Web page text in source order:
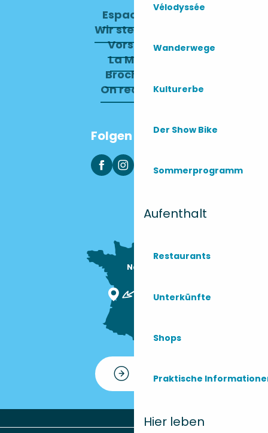
Vélodyssée
Wanderwege
Kulturerbe
Der Show Bike
Sommerprogramm
Aufenthalt
Restaurants
Unterkünfte
Shops
Praktische
Hier leben
Espace pro
Wir stellen ein
Vorstand
La Mairie
Brochures
On recrute !
Folgen Sie uns
Nous sommes
Kontakt